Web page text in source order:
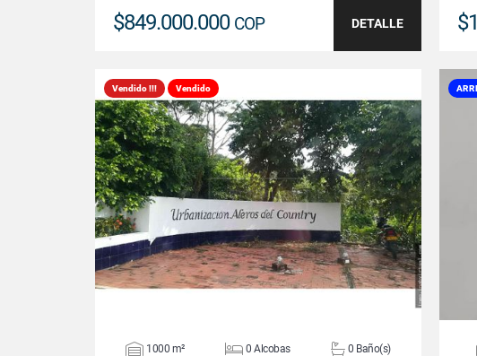
$849.000.000 COP DETALLE
Vendido !!! Vendido
VER DETALLES
1000 m² 0 Alcobas 0 Baño(s)